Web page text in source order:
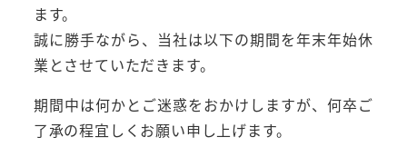
ます。
誠に勝手ながら、当社は以下の期間を年末年始休
業とさせていただきます。
期間中は何かとご迷惑をおかけしますが、何卒ご
了承の程宜しくお願い申し上げます。